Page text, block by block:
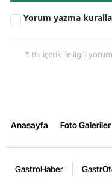
Yorum yazma
* Bu içerik ile ilgili
Anasayfa Foto Galeriler
GastroHaber